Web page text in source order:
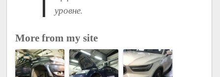
уровне.
More from my site